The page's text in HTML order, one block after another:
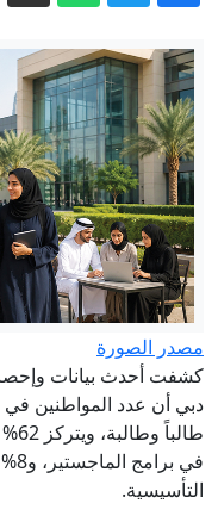
رجل
مصدر الصورة
كشفت أحدث بيانات
التأسيسية.